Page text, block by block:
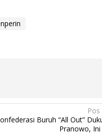
Buruh “All Out”
Pranowo, Ini